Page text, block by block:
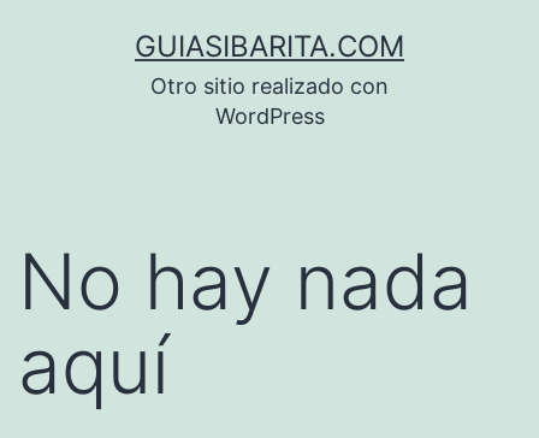
GUIASIBARITA.COM
Otro sitio realizado con
WordPress
No hay nada
aquí